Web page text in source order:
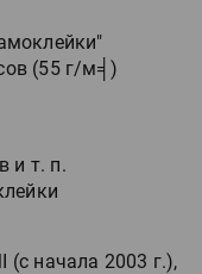
(55 г/м╡)
и т. п.
(с начала 2003 г.),